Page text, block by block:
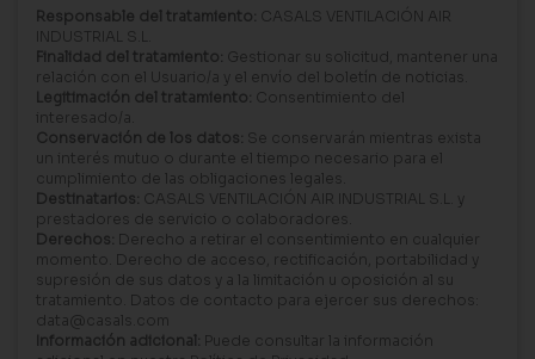
Responsable del tratamiento: CASALS VENTILACIÓN AIR
INDUSTRIAL S.L.
Finalidad del tratamiento: Gestionar su solicitud, mantener una
relación con el Usuario/a y el envío del boletín de noticias.
Legitimación del tratamiento: Consentimiento del
interesado/a.
Conservación de los datos: Se conservarán mientras exista
un interés mutuo o durante el tiempo necesario para el
cumplimiento de las obligaciones legales.
Destinatarios: CASALS VENTILACIÓN AIR INDUSTRIAL S.L. y
prestadores de servicio o colaboradores.
Derechos: Derecho a retirar el consentimiento en cualquier
momento. Derecho de acceso, rectificación, portabilidad y
supresión de sus datos y a la limitación u oposición al su
tratamiento. Datos de contacto para ejercer sus derechos:
data@casals.com
Información adicional: Puede consultar la información